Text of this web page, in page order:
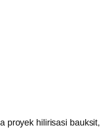
proyek hilirisasi bauksit,